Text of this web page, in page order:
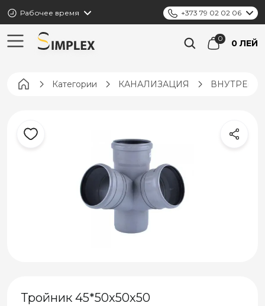
Рабочее время +373 79 02 02 06
0 ЛЕЙ
Pagina principală
Категории КАНАЛИЗАЦИЯ
Тройник 45*50x50x50